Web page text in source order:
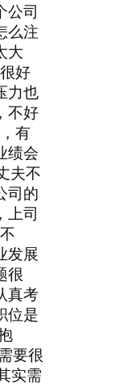
公司
么注
大
好
力也
不好
有
绩会
夫不
司的
上司
发展
很
真考
位是
要很
实需